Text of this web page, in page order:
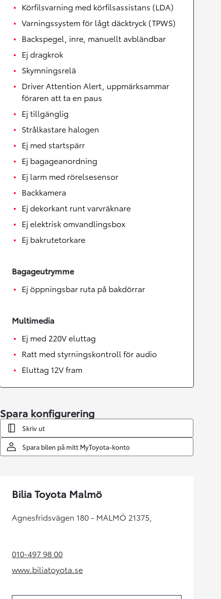
Körfilsvarning med körfilsassistans (LDA)
Varningssystem för lågt däcktryck (TPWS)
Backspegel, inre, manuellt avbländbar
Ej dragkrok
Skymningsrelä
Driver Attention Alert, uppmärksammar
föraren att ta en paus
Ej tillgänglig
Strålkastare halogen
Ej med startspärr
Ej bagageanordning
Ej larm med rörelsesensor
Backkamera
Ej dekorkant runt varvräknare
Ej elektrisk omvandlingsbox
Ej bakrutetorkare
Bagageutrymme
Ej öppningsbar ruta på bakdörrar
Multimedia
Ej med 220V eluttag
Ratt med styrningskontroll för audio
Eluttag 12V fram
Spara konfigurering
Skriv ut
Spara bilen på mitt MyToyota-konto
Bilia Toyota Malmö
Agnesfridsvägen 180 - MALMÖ 21375,
010-497 98 00(Opens in new tab)
www.biliatoyota.se
(Opens in new tab)